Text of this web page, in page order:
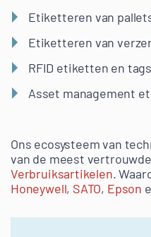
Etiketteren van
Etiketteren van
RFID etiketten en
Asset management
Ons ecosysteem van
van de meest
Verbruiksartikelen.
Honeywell, SATO, Epson